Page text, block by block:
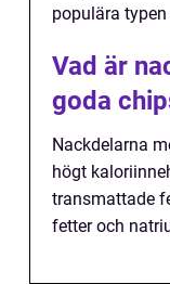
populära
Vad är
goda
Nackdelarna
högt
transmattade
fetter och